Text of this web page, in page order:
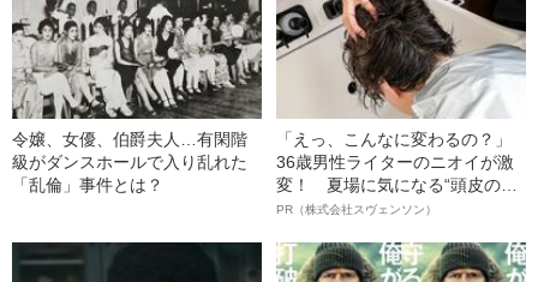
令嬢、女優、伯爵夫人…有閑階
級がダンスホールで入り乱れた
「乱倫」事件とは？
「えっ、こんなに変わるの？」
36歳男性ライターのニオイが激
変！ 夏場に気になる“頭皮のニ
オイ”や“ベタつき”を解消す
ト”が生み出した徹底ケアとは
PR（株式会社スヴェンソン）